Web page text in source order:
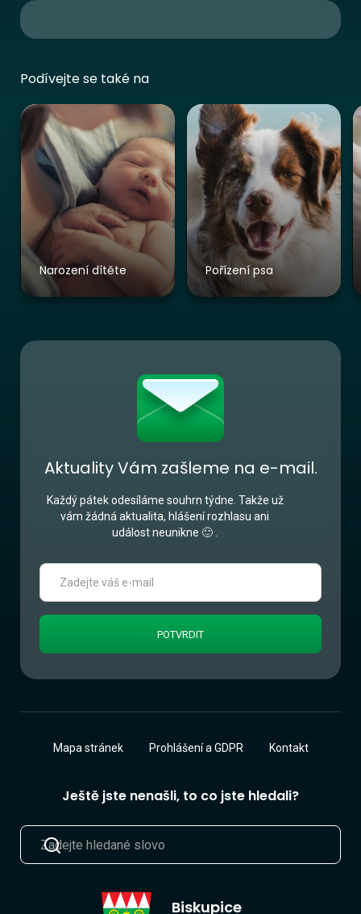
Podívejte se také na
Narození dítěte Pořízení psa
Aktuality Vám zašleme na e-mail.
Každý pátek odesíláme souhrn týdne. Takže už
vám žádná aktualita, hlášení rozhlasu ani
událost neunikne 🙂 .
Biskupice
Ještě jste nenašli, to co jste hledali?
Mapa stránek Prohlášení a GDPR Kontakt